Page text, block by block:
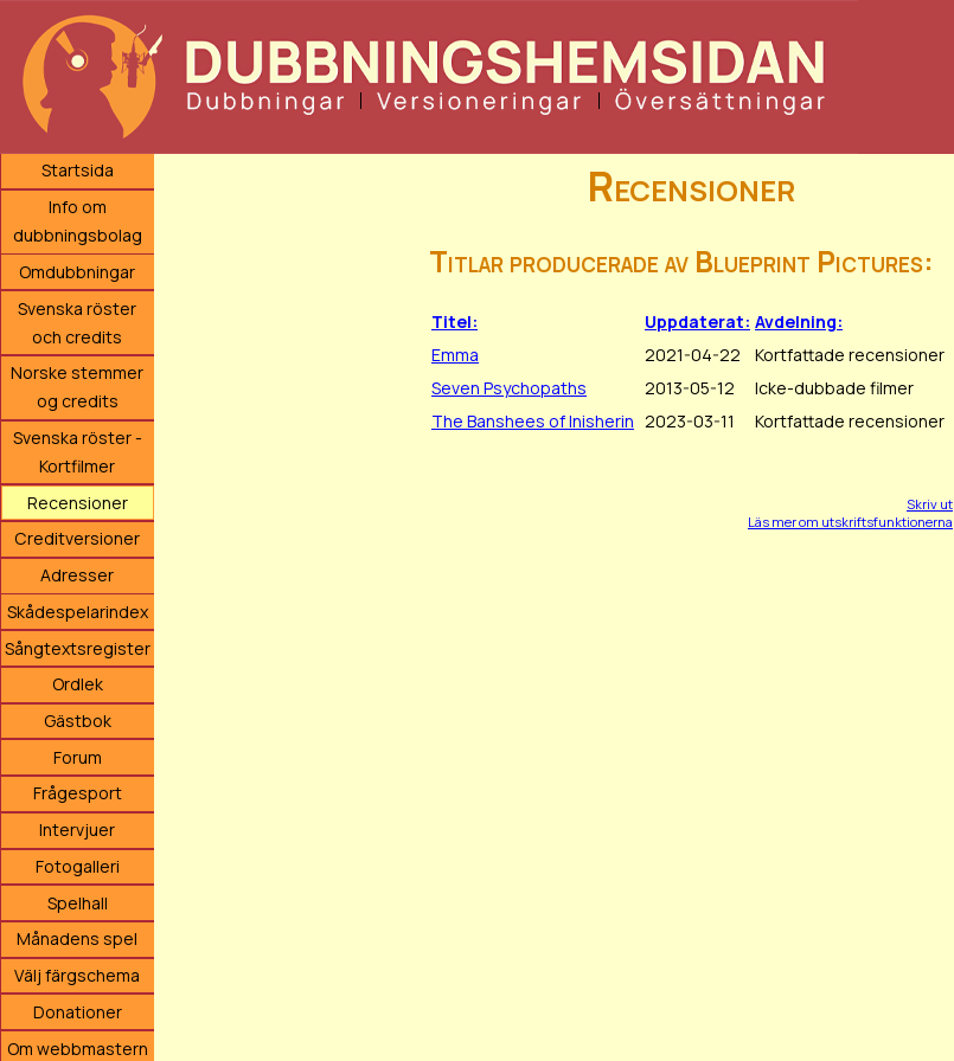
Startsida
Info om
dubbningsbolag
Omdubbningar
Svenska röster
och credits
Norske stemmer
og credits
Svenska röster -
Kortfilmer
Recensioner
Creditversioner
Adresser
Skådespelarindex
Sångtextsregister
Ordlek
Gästbok
Forum
Frågesport
Intervjuer
Fotogalleri
Spelhall
Månadens spel
Välj färgschema
Donationer
Om webbmastern
Recensioner
Titlar producerade av Blueprint Pictures:
Titel: Uppdaterat: Avdelning:
Emma
2021-04-22
Kortfattade recensioner
Seven Psychopaths
2013-05-12
Icke-dubbade filmer
The Banshees of Inisherin 2023-03-11 Kortfattade recensioner
Skriv ut
Läs mer om utskriftsfunktionerna